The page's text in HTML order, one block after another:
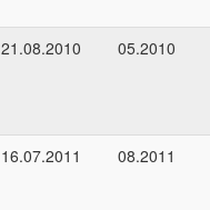
21.08.2010 05.2010
16.07.2011 08.2011